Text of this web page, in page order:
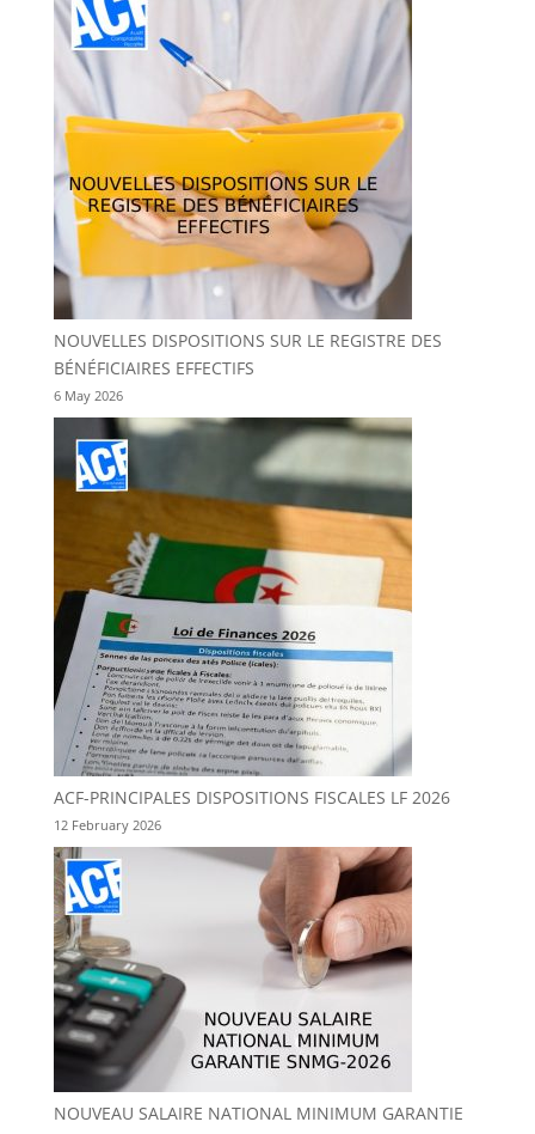
NOUVELLES DISPOSITIONS SUR LE REGISTRE DES
BÉNÉFICIAIRES EFFECTIFS
6 May 2026
ACF-PRINCIPALES DISPOSITIONS FISCALES LF 2026
12 February 2026
NOUVEAU SALAIRE NATIONAL MINIMUM GARANTIE